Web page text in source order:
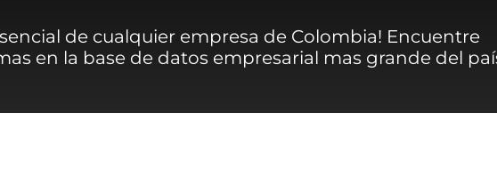
de cualquier empresa de Colombia! Encuentre
en la base de datos empresarial mas grande del